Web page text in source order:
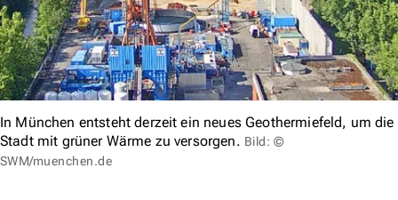
In München entsteht derzeit ein neues Geothermiefeld, um die
Stadt mit grüner Wärme zu versorgen. Bild: ©
SWM/muenchen.de